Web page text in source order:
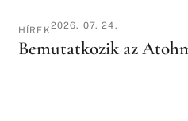
HÍREK2026. 07. 24.
Bemutatkozik az